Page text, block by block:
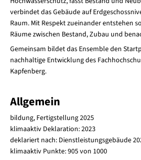
verbindet das Gebäude auf
Raum. Mit Respekt zueinander entstehen
Räume zwischen Bestand, Zubau und
Gemeinsam bildet das Ensemble den
nachhaltige Entwicklung des
Kapfenberg.
Allgemein
bildung, Fertigstellung 2025
klimaaktiv Deklaration: 2023
deklariert nach: Dienstleistungsgebäude
klimaaktiv Punkte: 905 von 1000